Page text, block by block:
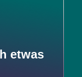
etwas